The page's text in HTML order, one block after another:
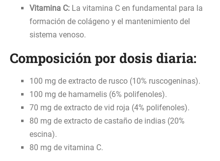
Vitamina C: La vitamina C en fundamental para la
formación de colágeno y el mantenimiento del
sistema venoso.
Composición por dosis diaria:
100 mg de extracto de rusco (10% ruscogeninas).
100 mg de hamamelis (6% polifenoles).
70 mg de extracto de vid roja (4% polifenoles).
80 mg de extracto de castaño de indias (20%
escina).
80 mg de vitamina C.